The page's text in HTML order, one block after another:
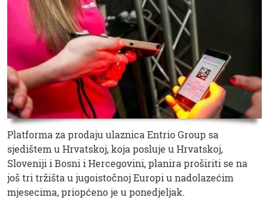
Platforma za prodaju ulaznica Entrio Group sa
sjedištem u Hrvatskoj, koja posluje u Hrvatskoj,
Sloveniji i Bosni i Hercegovini, planira proširiti se na
još tri tržišta u jugoistočnoj Europi u nadolazećim
mjesecima, priopćeno je u ponedjeljak.